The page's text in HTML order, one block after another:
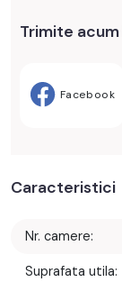
Trimite
Facebook
Caracteristici
Nr. camere:
Suprafata utila: